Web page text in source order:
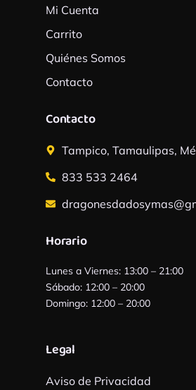
Mi Cuenta
Carrito
Quiénes Somos
Contacto
Contacto
Tampico, Tamaulipas,
833 533 2464
Horario
Lunes a Viernes: 13:00 – 21:00
Sábado: 12:00 – 20:00
Domingo: 12:00 – 20:00
Legal
Aviso de Privacidad